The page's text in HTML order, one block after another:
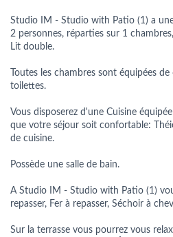
Studio IM - Studio with Patio (1) a
2 personnes, réparties sur 1
Lit double.
Toutes les chambres sont équipées
toilettes.
Vous disposerez d'une Cuisine
que votre séjour soit confortable:
de cuisine.
Possède une salle de bain.
A Studio IM - Studio with Patio (1)
repasser, Fer à repasser, Séchoir à
Sur la terrasse vous pourrez vous